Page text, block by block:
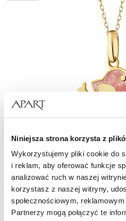
Niniejsza strona korzysta z
Wykorzystujemy pliki cookie do
i reklam, aby oferować funkcje
analizować ruch w naszej
korzystasz z naszej witryny,
społecznościowym,
Partnerzy mogą połączyć te
Złota zawieszka z emalią - ptak
399 zł
Złoto 585